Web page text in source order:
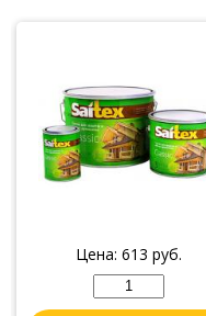
Цена: 613 руб.